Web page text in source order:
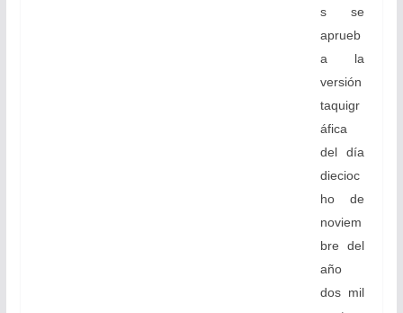
s se
aprueb
a la
versión
taquigr
áfica
del día
diecioc
ho de
noviem
bre del
año
dos mil